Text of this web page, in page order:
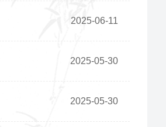
2025-06-11
2025-05-30
2025-05-30